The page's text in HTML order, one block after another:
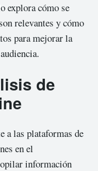
explora cómo se
relevantes y cómo
para mejorar la
de
a las plataformas de
en el
información